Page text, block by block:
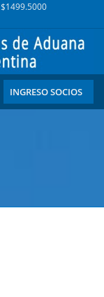
$1499.5000
INGRESO SOCIOS